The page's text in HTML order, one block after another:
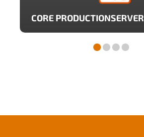
CORE PRODUCTIONSERVER